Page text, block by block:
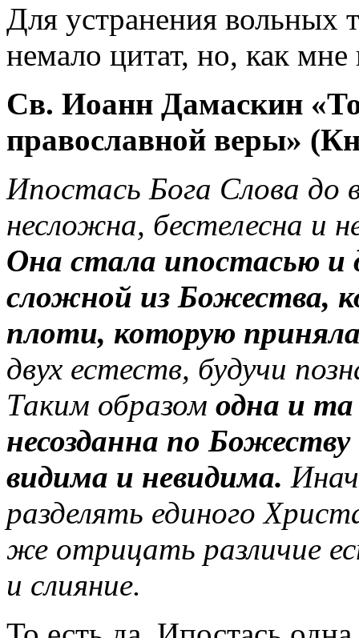
Для устранения вольных
немало цитат, но, как мне
Св. Иоанн Дамаскин
православной веры»
Ипостась Бога Слова до
несложна, бестелесна и
Она стала ипостасью и
сложной из Божества,
плоти, которую
двух естеств, будучи
Таким образом одна и
несозданна по Божеству
видима и невидима.
разделять единого
же отрицать различие
и слияние.